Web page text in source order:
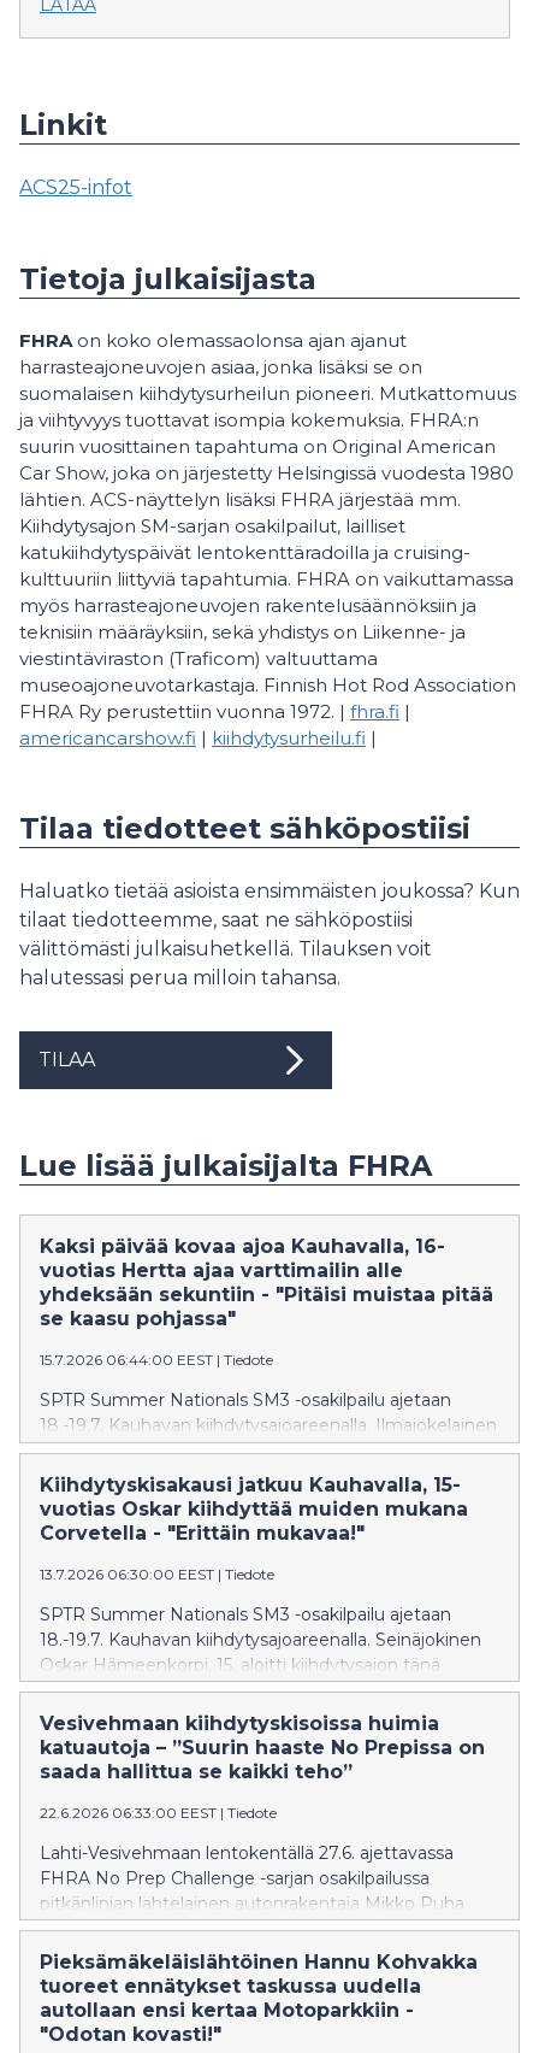
LATAA
Linkit
ACS25-infot
Tietoja julkaisijasta
FHRAon koko olemassaolonsa ajan ajanut
harrasteajoneuvojen asiaa, jonka lisäksi se on
suomalaisen kiihdytysurheilun pioneeri. Mutkattomuus
ja viihtyvyys tuottavat isompia kokemuksia. FHRA:n
suurin vuosittainen tapahtuma on Original American
Car Show, joka on järjestetty Helsingissä vuodesta 1980
lähtien. ACS-näyttelyn lisäksi FHRA järjestää mm.
Kiihdytysajon SM-sarjan osakilpailut, lailliset
katukiihdytyspäivät lentokenttäradoilla ja cruising-
kulttuuriin liittyviä tapahtumia. FHRA on vaikuttamassa
myös harrasteajoneuvojen rakentelusäännöksiin ja
teknisiin määräyksiin, sekä yhdistys on Liikenne- ja
viestintäviraston (Traficom) valtuuttama
museoajoneuvotarkastaja. Finnish Hot Rod Association
FHRA Ry perustettiin vuonna 1972. | fhra.fi |
americancarshow.fi | kiihdytysurheilu.fi |
Tilaa tiedotteet sähköpostiisi
Haluatko tietää asioista ensimmäisten joukossa? Kun
tilaat tiedotteemme, saat ne sähköpostiisi
välittömästi julkaisuhetkellä. Tilauksen voit
halutessasi perua milloin tahansa.
TILAA
Lue lisää julkaisijalta FHRA
Kaksi päivää kovaa ajoa Kauhavalla, 16-
vuotias Hertta ajaa varttimailin alle
yhdeksään sekuntiin - "Pitäisi muistaa pitää
se kaasu pohjassa"
15.7.2026 06:44:00 EEST | Tiedote
SPTR Summer Nationals SM3 -osakilpailu ajetaan
18.-19.7. Kauhavan kiihdytysajoareenalla. Ilmajokelainen
Hertta Lauhasmaa, 16, käskyttää isä-Jaakon Plymouth
Cudaa, jolla “Kiihdytys-Ylli” on niittänyt menestystä Top
Doorslammer -ryhmässä.
Kiihdytyskisakausi jatkuu Kauhavalla, 15-
vuotias Oskar kiihdyttää muiden mukana
Corvetella - "Erittäin mukavaa!"
13.7.2026 06:30:00 EEST | Tiedote
SPTR Summer Nationals SM3 -osakilpailu ajetaan
18.-19.7. Kauhavan kiihdytysajoareenalla. Seinäjokinen
Oskar Hämeenkorpi, 15, aloitti kiihdytysajon tänä
vuonna.
Vesivehmaan kiihdytyskisoissa huimia
katuautoja – ”Suurin haaste No Prepissa on
saada hallittua se kaikki teho”
22.6.2026 06:33:00 EEST | Tiedote
Lahti-Vesivehmaan lentokentällä 27.6. ajettavassa
FHRA No Prep Challenge -sarjan osakilpailussa
pitkänlinjan lahtelainen autonrakentaja Mikko Puha
kiihdyttää katuvolkkarilla, jossa on tehoa toistatuhatta
hevosvoimaa.
Pieksämäkeläislähtöinen Hannu Kohvakka
tuoreet ennätykset taskussa uudella
autollaan ensi kertaa Motoparkkiin -
"Odotan kovasti!"